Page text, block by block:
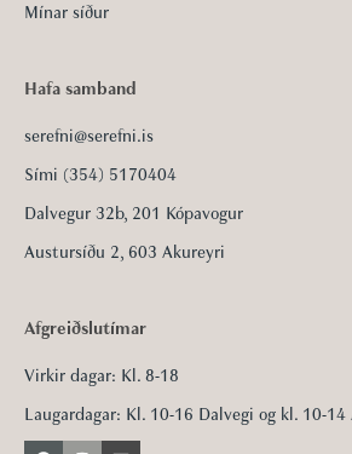
Mínar síður
Hafa samband
serefni@serefni.is
Sími (354) 5170404
Dalvegur 32b, 201 Kópavogur
Austursíðu 2, 603 Akureyri
Afgreiðslutímar
Virkir dagar: Kl. 8-18
Laugardagar: Kl. 10-16 Dalvegi og kl. 10-